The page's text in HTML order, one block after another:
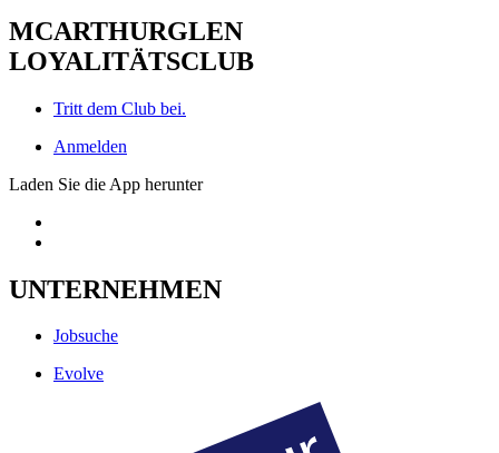
MCARTHURGLEN
LOYALITÄTSCLUB
Tritt dem Club bei.
Anmelden
Laden Sie die App herunter
UNTERNEHMEN
Jobsuche
Evolve